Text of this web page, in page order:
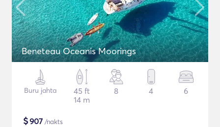
Beneteau Oceanis Moorings
Buru jahta
45 ft
14 m
8 4 6
$907 /nakts